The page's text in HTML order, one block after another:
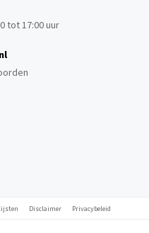
tot 17:00 uur
Disclaimer Privacybeleid